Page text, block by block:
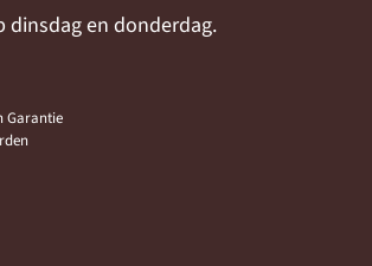
dinsdag en donderdag.
Garantie